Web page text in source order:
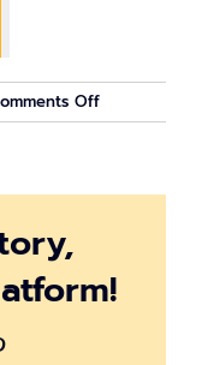
Offon
Screenshot